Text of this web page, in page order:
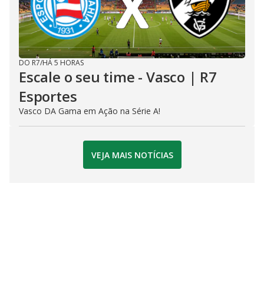
DO R7/HÁ 5 HORAS
Escale o seu time - Vasco | R7
Esportes
Vasco DA Gama em Ação na Série A!
VEJA MAIS NOTÍCIAS